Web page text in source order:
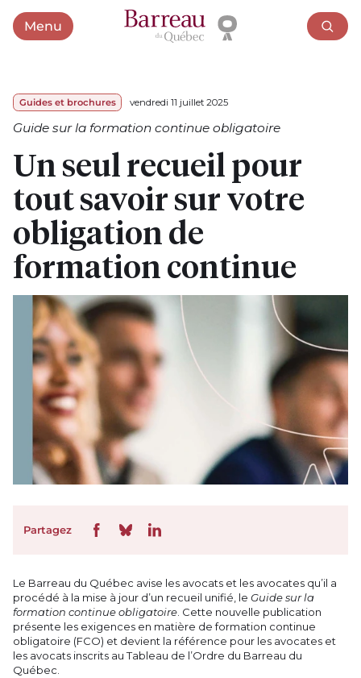
MenuOuvrir le menu
Guides et brochures vendredi 11 juillet 2025
Guide sur la formation continue obligatoire
Un seul recueil pour
tout savoir sur votre
obligation de
formation continue
Partagez
Le Barreau du Québec avise les avocats et les avocates qu’il a
procédé à la mise à jour d’un recueil unifié, leGuide sur la
formation continue obligatoire. Cette nouvelle publication
présente les exigences en matière de formation continue
obligatoire (FCO) et devient la référence pour les avocates et
les avocats inscrits au Tableau de l’Ordre du Barreau du
Québec.